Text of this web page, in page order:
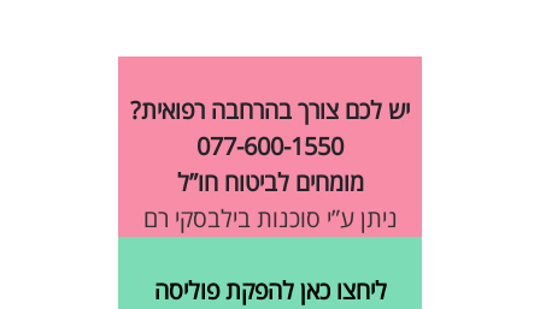
יש לכם צורך בהרחבה רפואית?
077-600-1550
מומחים לביטוח חו”ל
ניתן ע”י סוכנות בילבסקי רם
ליחצו כאן להפקת פוליסה